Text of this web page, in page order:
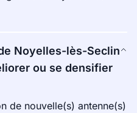
Noyelles-lès-Seclin
ou se densifier
de nouvelle(s) antenne(s)